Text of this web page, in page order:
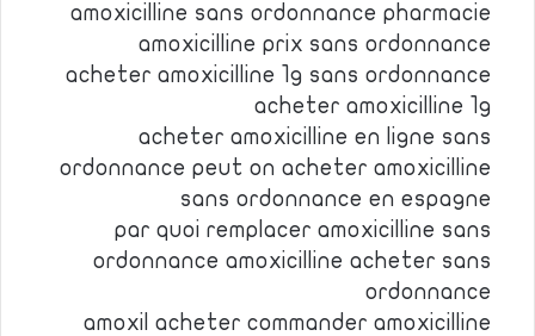
amoxicilline sans ordonnance pharmacie
amoxicilline prix sans ordonnance
acheter amoxicilline 1g sans ordonnance
acheter amoxicilline 1g
acheter amoxicilline en ligne sans
ordonnance peut on acheter amoxicilline
sans ordonnance en espagne
par quoi remplacer amoxicilline sans
ordonnance amoxicilline acheter sans
ordonnance
amoxil acheter commander amoxicilline